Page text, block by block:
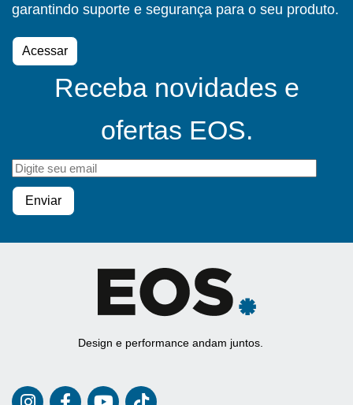
garantindo suporte e segurança para o seu produto.
Acessar
Receba novidades e
ofertas EOS.
Design e performance andam juntos.